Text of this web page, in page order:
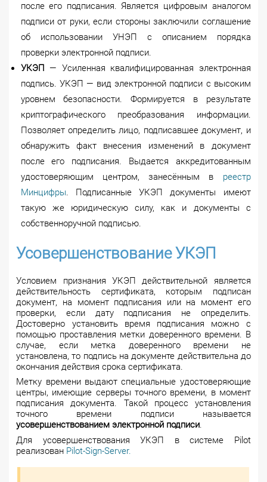
после его подписания. Является цифровым аналогом
подписи от руки, если стороны заключили соглашение
об использовании УНЭП с описанием порядка
проверки электронной подписи.
УКЭП — Усиленная квалифицированная электронная
подпись. УКЭП — вид электронной подписи с высоким
уровнем безопасности. Формируется в результате
криптографического преобразования информации.
Позволяет определить лицо, подписавшее документ, и
обнаружить факт внесения изменений в документ
после его подписания. Выдается аккредитованным
удостоверяющим центром, занесённым в реестр
Минцифры. Подписанные УКЭП документы имеют
такую же юридическую силу, как и документы с
собственноручной подписью.
Усовершенствование УКЭП
Условием признания УКЭП действительной является
действительность сертификата, которым подписан
документ, на момент подписания или на момент его
проверки, если дату подписания не определить.
Достоверно установить время подписания можно с
помощью проставления метки доверенного времени. В
случае, если метка доверенного времени не
установлена, то подпись на документе действительна до
окончания действия срока сертификата.
Метку времени выдают специальные удостоверяющие
центры, имеющие серверы точного времени, в момент
подписания документа. Такой процесс установления
точного времени подписи называется
усовершенствованием электронной подписи.
Для усовершенствования УКЭП в системе Pilot
реализован Pilot-Sign-Server.